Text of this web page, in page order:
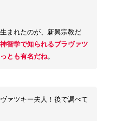
まれたのが、新興宗教だ
智学で知られるブラヴァツ
とも有名だね。
ァツキー夫人！後で調べて